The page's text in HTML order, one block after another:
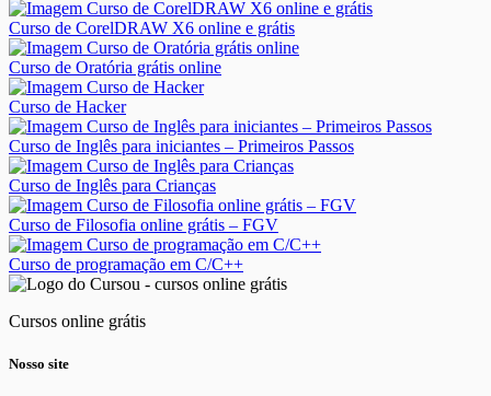
Curso de CorelDRAW X6 online e grátis
Curso de Oratória grátis online
Curso de Hacker
Curso de Inglês para iniciantes – Primeiros Passos
Curso de Inglês para Crianças
Curso de Filosofia online grátis – FGV
Curso de programação em C/C++
Cursos online grátis
Nosso site